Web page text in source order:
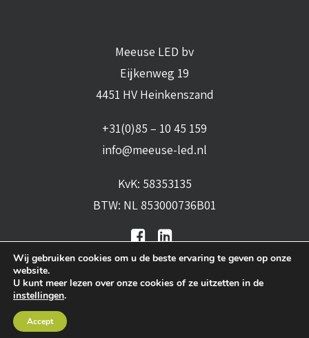
Meeuse LED bv
Eijkenweg 19
4451 HV Heinkenszand
+31(0)85 – 10 45 159
info@meeuse-led.nl
KvK: 58353135
BTW: NL 853000736B01
leveringsvoorwaarden
Wij gebruiken cookies om u de beste ervaring te geven op onze
website.
U kunt meer lezen over onze cookies of ze uitzetten in de
instellingen.
Accept